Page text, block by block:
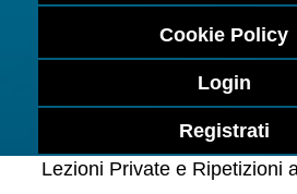
Cookie Policy
Login
Registrati
Lezioni Private e Ripetizioni